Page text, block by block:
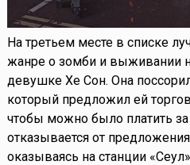
На третьем месте в списке
жанре о зомби и выживании
девушке Хе Сон. Она
который предложил ей
чтобы можно было платить за
отказывается от
оказываясь на станции